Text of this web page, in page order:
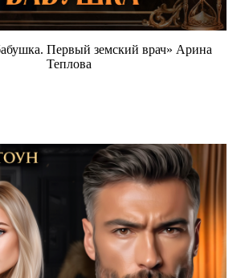
Первый земский врач» Арина
Теплова